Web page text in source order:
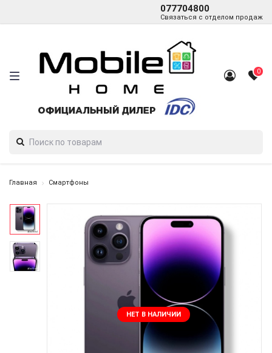
077704800
Связаться с отделом продаж
0
Главная Смартфоны
НЕТ В НАЛИЧИИ